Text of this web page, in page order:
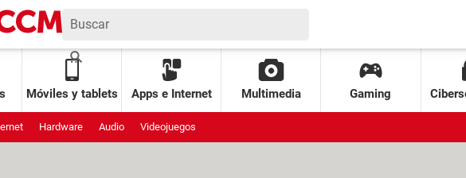
Móviles y tablets Apps e Internet Multimedia Gaming
Hardware Audio Videojuegos